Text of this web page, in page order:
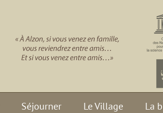
Séjourner Le Village La